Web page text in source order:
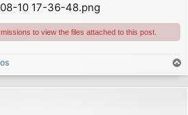
10 17-36-48.png
to view the files attached to this post.
o
p